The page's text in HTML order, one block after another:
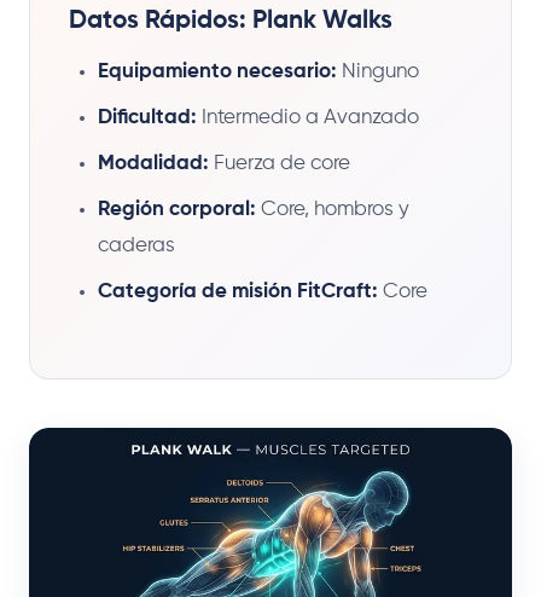
Datos Rápidos: Plank Walks
Equipamiento necesario: Ninguno
Dificultad: Intermedio a Avanzado
Modalidad: Fuerza de core
Región corporal: Core, hombros y
caderas
Categoría de misión FitCraft: Core